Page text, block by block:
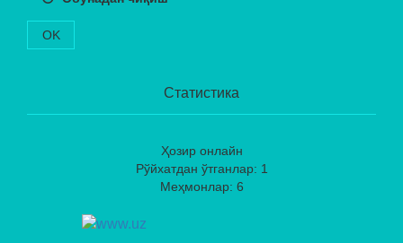
OK
Статистика
Ҳозир онлайн
Рўйхатдан ўтганлар: 1
Меҳмонлар: 6